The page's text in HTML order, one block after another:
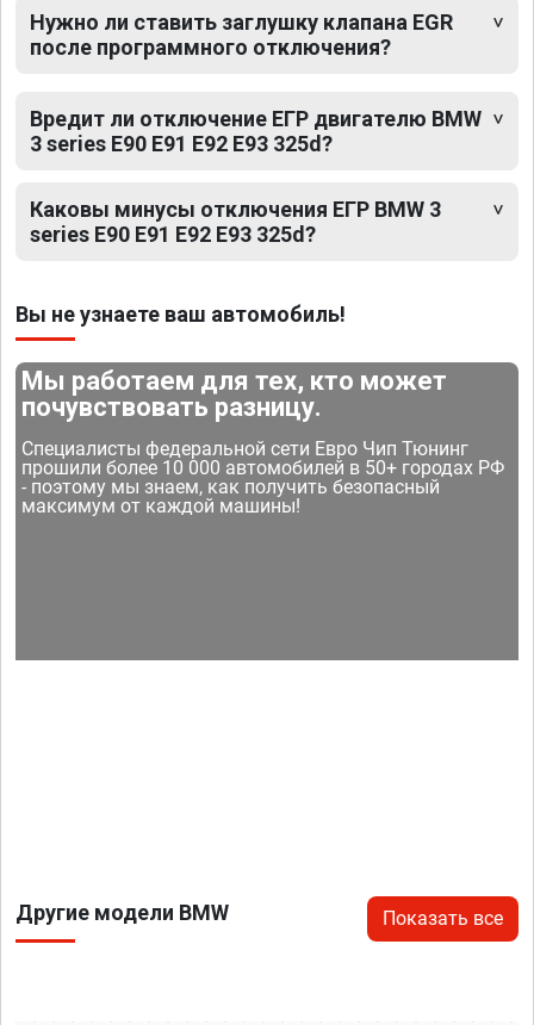
Нужно ли ставить заглушку клапана EGR
после программного отключения?
Вредит ли отключение ЕГР двигателю BMW
3 series E90 E91 E92 E93 325d?
Каковы минусы отключения ЕГР BMW 3
series E90 E91 E92 E93 325d?
Вы не узнаете ваш автомобиль!
Мы работаем для тех, кто может
почувствовать разницу.
Специалисты федеральной сети Евро Чип Тюнинг
прошили более 10 000 автомобилей в 50+ городах РФ
- поэтому мы знаем, как получить безопасный
максимум от каждой машины!
Другие модели BMW Показать все